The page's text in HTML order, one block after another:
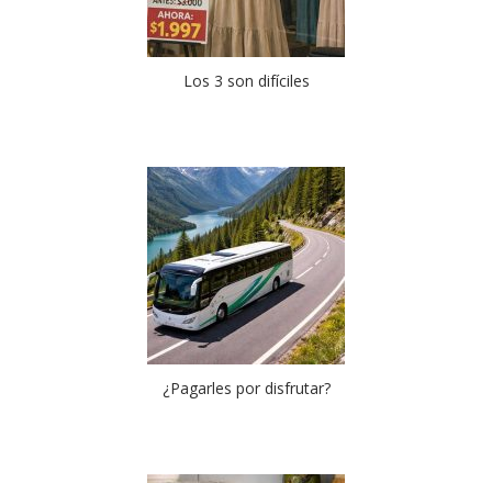
Los 3 son difíciles
¿Pagarles por disfrutar?